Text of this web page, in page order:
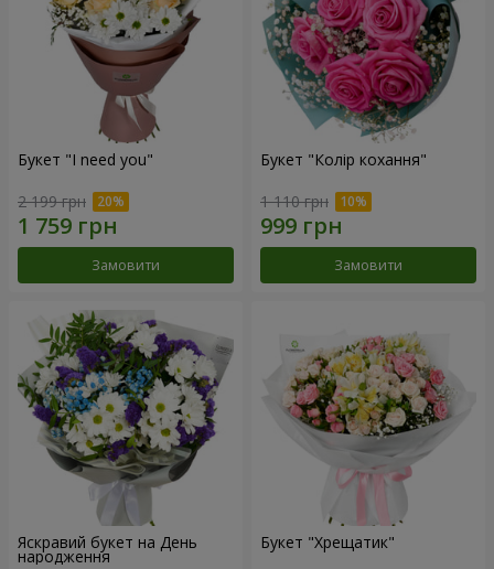
Букет "I need you"
2 199 грн
Замовити
Букет "Колір кохання"
1 110 грн
Замовити
Яскравий букет на День
народження
Букет "Хрещатик"